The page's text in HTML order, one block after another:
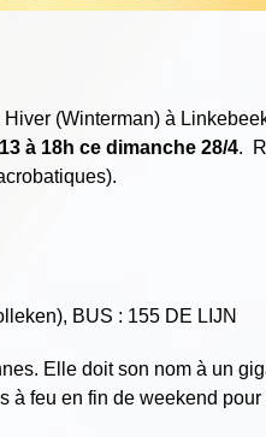
(Winterman) à
à 18h ce dimanche 28/4.
BUS : 155 DE LIJN
Elle doit son nom à un
feu en fin de weekend pour